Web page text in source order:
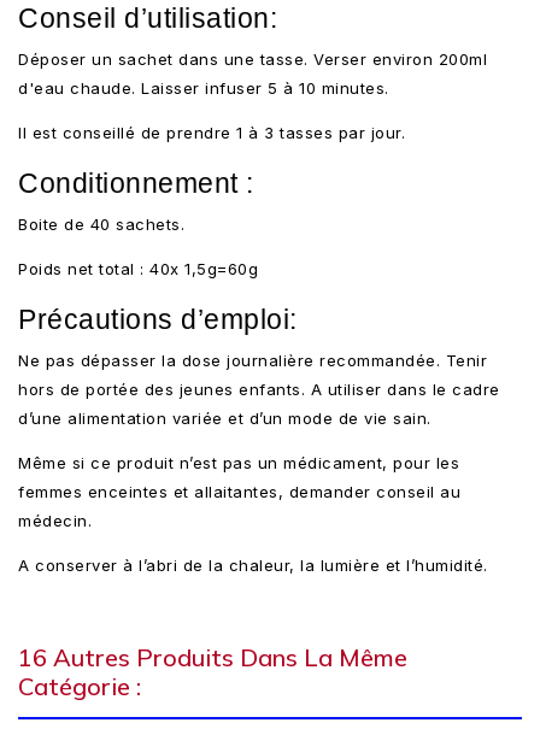
Conseil d’utilisation:
Déposer un sachet dans une tasse. Verser environ 200ml
d'eau chaude. Laisser infuser 5 à 10 minutes.
Il est conseillé de prendre 1 à 3 tasses par jour.
Conditionnement :
Boite de 40 sachets.
Poids net total : 40x 1,5g=60g
Précautions d’emploi:
Ne pas dépasser la dose journalière recommandée. Tenir
hors de portée des jeunes enfants. A utiliser dans le cadre
d’une alimentation variée et d’un mode de vie sain.
Même si ce produit n’est pas un médicament, pour les
femmes enceintes et allaitantes, demander conseil au
médecin.
A conserver à l’abri de la chaleur, la lumière et l’humidité.
16 Autres Produits Dans La Même
Catégorie :